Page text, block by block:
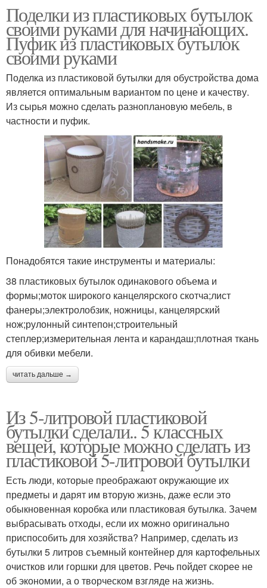
Поделки из пластиковых бутылок
своими руками для начинающих.
Пуфик из пластиковых бутылок
своими руками
Поделка из пластиковой бутылки для обустройства дома
является оптимальным вариантом по цене и качеству.
Из сырья можно сделать разноплановую мебель, в
частности и пуфик.
Понадобятся такие инструменты и материалы:
38 пластиковых бутылок одинакового объема и
формы;моток широкого канцелярского скотча;лист
фанеры;электролобзик, ножницы, канцелярский
нож;рулонный синтепон;строительный
степлер;измерительная лента и карандаш;плотная ткань
для обивки мебели.
читать дальше →
Из 5-литровой пластиковой
бутылки сделали.. 5 классных
вещей, которые можно сделать из
пластиковой 5-литровой бутылки
Есть люди, которые преображают окружающие их
предметы и дарят им вторую жизнь, даже если это
обыкновенная коробка или пластиковая бутылка. Зачем
выбрасывать отходы, если их можно оригинально
приспособить для хозяйства? Например, сделать из
бутылки 5 литров съемный контейнер для картофельных
очистков или горшки для цветов. Речь пойдет скорее не
об экономии, а о творческом взгляде на жизнь.